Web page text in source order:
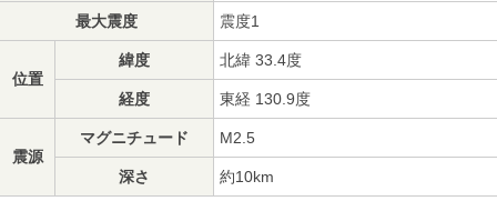
最大震度 震度1
位置
緯度 北緯 33.4度
経度 東経 130.9度
震源
マグニチュード M2.5
深さ 約10km